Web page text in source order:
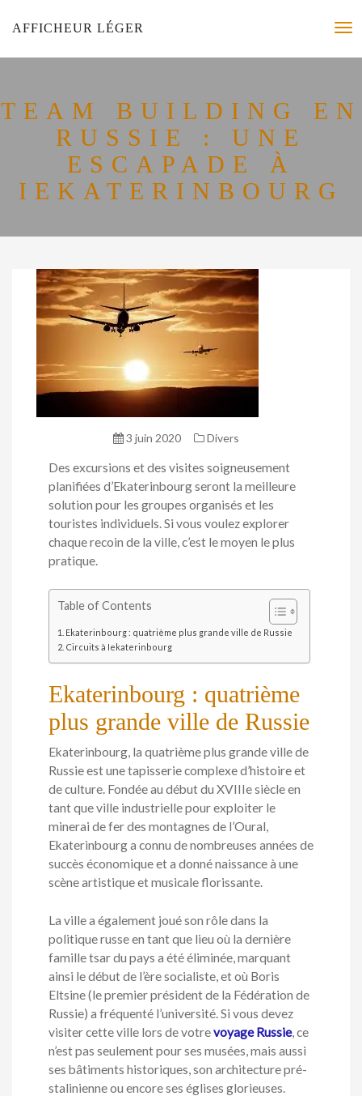
AFFICHEUR LÉGER
TEAM BUILDING EN
RUSSIE : UNE
ESCAPADE À
IEKATERINBOURG
3 juin 2020 Divers
Des excursions et des visites soigneusement
planifiées d’Ekaterinbourg seront la meilleure
solution pour les groupes organisés et les
touristes individuels. Si vous voulez explorer
chaque recoin de la ville, c’est le moyen le plus
pratique.
Table of Contents
Ekaterinbourg : quatrième plus grande ville de Russie
Circuits à Iekaterinbourg
Ekaterinbourg : quatrième
plus grande ville de Russie
Ekaterinbourg, la quatrième plus grande ville de
Russie est une tapisserie complexe d’histoire et
de culture. Fondée au début du XVIIIe siècle en
tant que ville industrielle pour exploiter le
minerai de fer des montagnes de l’Oural,
Ekaterinbourg a connu de nombreuses années de
succès économique et a donné naissance à une
scène artistique et musicale florissante.
La ville a également joué son rôle dans la
politique russe en tant que lieu où la dernière
famille tsar du pays a été éliminée, marquant
ainsi le début de l’ère socialiste, et où Boris
Eltsine (le premier président de la Fédération de
Russie) a fréquenté l’université. Si vous devez
visiter cette ville lors de votrevoyage Russie, ce
n’est pas seulement pour ses musées, mais aussi
ses bâtiments historiques, son architecture pré-
stalinienne ou encore ses églises glorieuses.